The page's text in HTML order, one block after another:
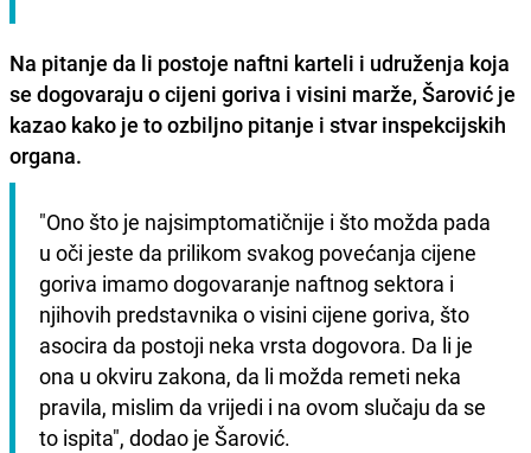
Na pitanje da li postoje naftni karteli i udruženja koja
se dogovaraju o cijeni goriva i visini marže, Šarović je
kazao kako je to ozbiljno pitanje i stvar inspekcijskih
organa.
"Ono što je najsimptomatičnije i što možda pada
u oči jeste da prilikom svakog povećanja cijene
goriva imamo dogovaranje naftnog sektora i
njihovih predstavnika o visini cijene goriva, što
asocira da postoji neka vrsta dogovora. Da li je
ona u okviru zakona, da li možda remeti neka
pravila, mislim da vrijedi i na ovom slučaju da se
to ispita", dodao je Šarović.